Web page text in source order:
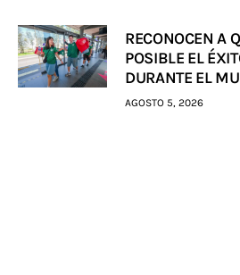
RECONOCEN A
POSIBLE EL
DURANTE EL
AGOSTO 5, 2026